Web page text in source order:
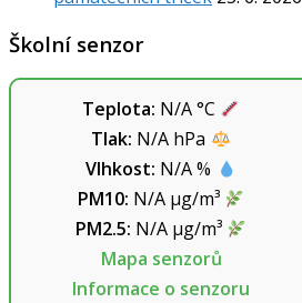
Školní senzor
Teplota: N/A°C
Tlak: N/A hPa
Vlhkost: N/A%
PM10: N/Aµg/m³
PM2.5: N/Aµg/m³
Mapa senzorů
Informace o senzoru